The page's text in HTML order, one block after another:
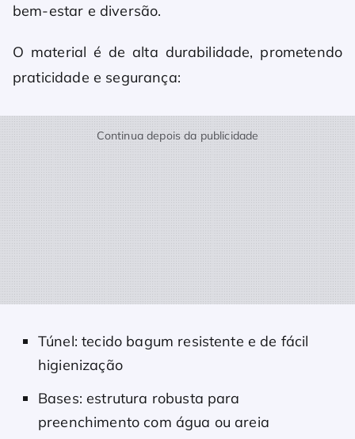
bem-estar e diversão.
O material é de alta durabilidade, prometendo
praticidade e segurança:
Continua depois da publicidade
Túnel: tecido bagum resistente e de fácil
higienização
Bases: estrutura robusta para
preenchimento com água ou areia